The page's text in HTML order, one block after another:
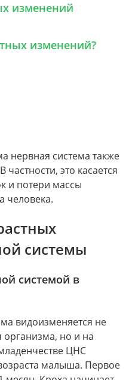
изменений
изменений?
нервная система также
это касается
и потери массы
человека.
системы
системой в
видоизменяется не
организма, но и на
ЦНС
малыша. Первое